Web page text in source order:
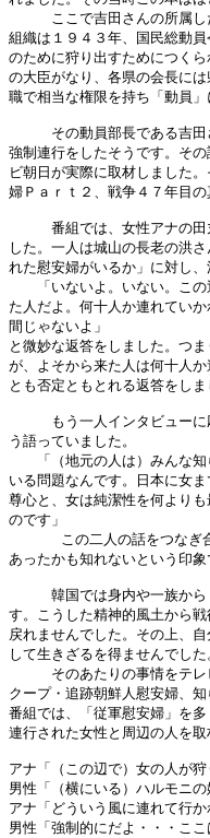
ここで吉田さんの所属した
組織は１９４３年、国民総動
のために狩り出すためにつく
の大臣がなり、各県の会長に
職で相当な権限を持ち「動員」
その動員部長である吉田さ
強制連行をしたそうです。そ
ビ朝日が実際に取材しました
婦Ｐａｒｔ２、戦争４７年目
番組では、女性アナの田丸
した。一人は城山の長老の洪
れた慰安婦がいるか」に対し、
「いないよ。いない。この
た人だよ。何十人か連れてい
間じゃないよ」
と微妙な返答をしました。つ
が、よそから来た人は何十人
とも否定ともとれる返答をしま
もう一人インタビューに応
う語っていました。
「（地元の人は）みんな知
いる問題なんです。日本に女
尊心と、女は純潔性を何より
のです」
この二人の話をつなぎ
あったかも知れないという印象
韓国では身内や一族から「
す。こうした精神的風土から
戻れませんでした。その上、
して生きざるを得ませんでした
そのあたりの事情をテレビ
クープ・追跡朝鮮人慰安婦、
番組では、「従軍慰安婦」を
連行された女性と周辺の人を
アナ「（この辺で）女の人が
男性「（横にいる）ハルモニの
アナ「どういう風に連れて行か
男性「強制的にだよ・・・こ